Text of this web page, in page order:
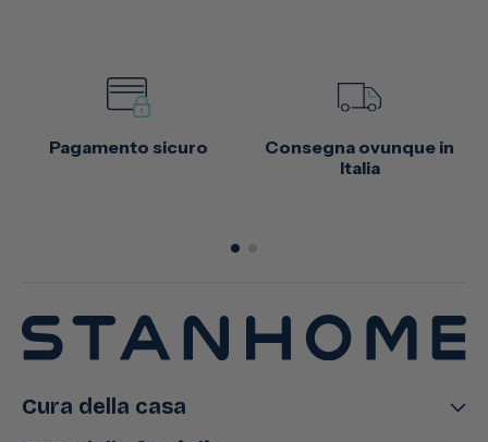
Pagamento sicuro
Consegna ovunque in
Italia
Cura della casa